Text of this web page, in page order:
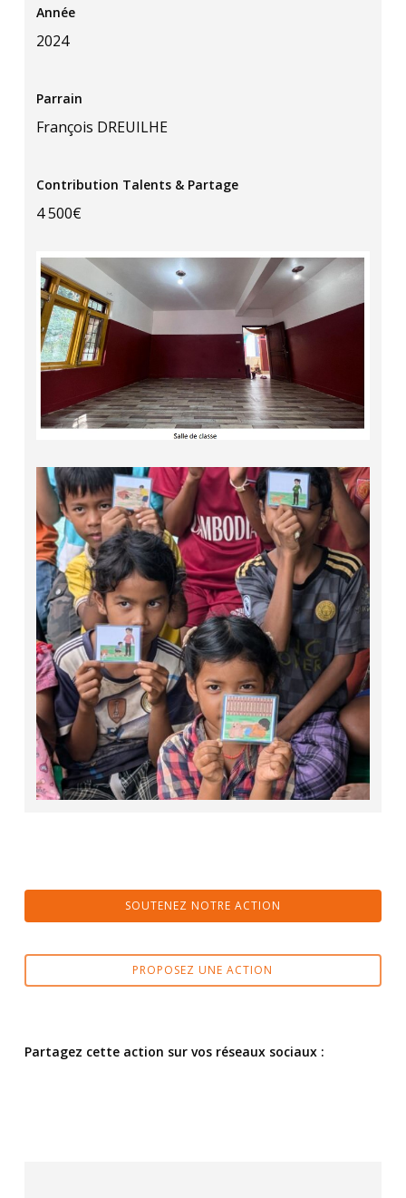
Année
2024
Parrain
François DREUILHE
Contribution Talents & Partage
4 500€
SOUTENEZ NOTRE ACTION
PROPOSEZ UNE ACTION
Partagez cette action sur vos réseaux sociaux :